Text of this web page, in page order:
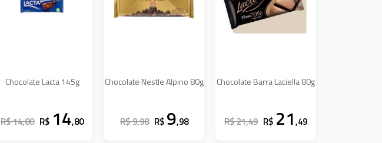
Chocolate Lacta 145g
R$ 14,80 R$ 14,80
Chocolate Nestle Alpino 80g
R$ 9,98 R$ 9,98
Chocolate Barra Laciella 80g
R$ 21,49 R$ 21,49